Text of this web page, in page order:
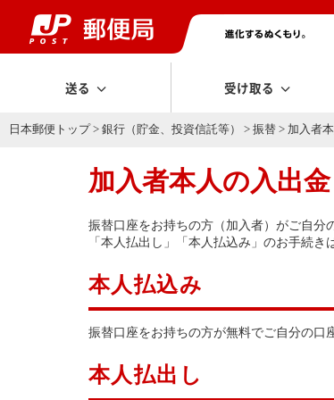
送る 受け取る
日本郵便トップ>銀行（貯金、投資信託等） >振替 > 加入者
加入者本人の入出金
振替口座をお持ちの方（加入者）がご自分
「本人払出し」「本人払込み」のお手続
本人払込み
振替口座をお持ちの方が無料でご自分の口
本人払出し